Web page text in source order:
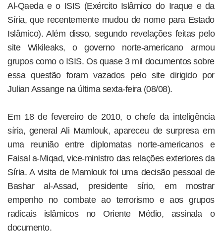
Al-Qaeda e o ISIS (Exército Islâmico do Iraque e da
Síria, que recentemente mudou de nome para Estado
Islâmico). Além disso, segundo revelações feitas pelo
site Wikileaks, o governo norte-americano armou
grupos como o ISIS. Os quase 3 mil documentos sobre
essa questão foram vazados pelo site dirigido por
Julian Assange na última sexta-feira (08/08).
Em 18 de fevereiro de 2010, o chefe da inteligência
síria, general Ali Mamlouk, apareceu de surpresa em
uma reunião entre diplomatas norte-americanos e
Faisal a-Miqad, vice-ministro das relações exteriores da
Síria. A visita de Mamlouk foi uma decisão pessoal de
Bashar al-Assad, presidente sírio, em mostrar
empenho no combate ao terrorismo e aos grupos
radicais islâmicos no Oriente Médio, assinala o
documento.